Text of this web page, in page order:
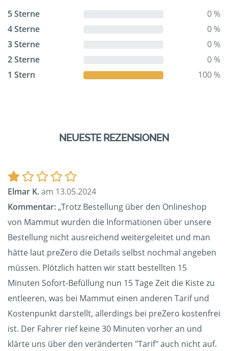
5 Sterne
0 %
4 Sterne
0 %
3 Sterne
0 %
2 Sterne
0 %
1 Stern
100 %
NEUESTE REZENSIONEN
Elmar K.am 13.05.2024
Kommentar:„Trotz Bestellung über den Onlineshop
von Mammut wurden die Informationen über unsere
Bestellung nicht ausreichend weitergeleitet und man
hätte laut preZero die Details selbst nochmal angeben
müssen. Plötzlich hatten wir statt bestellten 15
Minuten Sofort-Befüllung nun 15 Tage Zeit die Kiste zu
entleeren, was bei Mammut einen anderen Tarif und
Kostenpunkt darstellt, allerdings bei preZero kostenfrei
ist. Der Fahrer rief keine 30 Minuten vorher an und
klärte uns über den veränderten "Tarif" auch nicht auf.